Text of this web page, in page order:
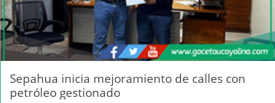
Sepahua inicia mejoramiento de calles con
petróleo gestionado